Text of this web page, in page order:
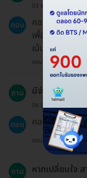
03 ธ.ค. 2024
ตอบ
คอร์สทำกายภา
เพื่อฟื้นฟูผู้ป่วย
เน้นการใช้ยาแ
ตอบโดยทีมงาน HD
ถาม มีจำนวนการนั
06 มิ.ย. 2024
ตอบ คอร์สนี้ประกอ
ตอบโดยทีมงาน HD
ถาม หากเปลี่ยนใจ